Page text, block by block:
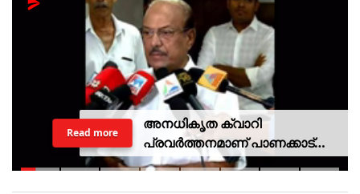
അനധികൃത ക്വാറി
പ്രവര്‍ത്തനമാണ് പാണക്കാട്
ഉരുള്‍പൊട്ടലിന്
Read more